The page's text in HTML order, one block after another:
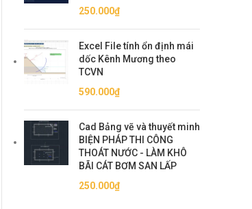
250.000₫
Excel File tính ổn định mái
dốc Kênh Mương theo
TCVN
590.000₫
Cad Bảng vẽ và thuyết minh
BIỆN PHÁP THI CÔNG
THOÁT NƯỚC - LÀM KHÔ
BÃI CÁT BƠM SAN LẤP
250.000₫